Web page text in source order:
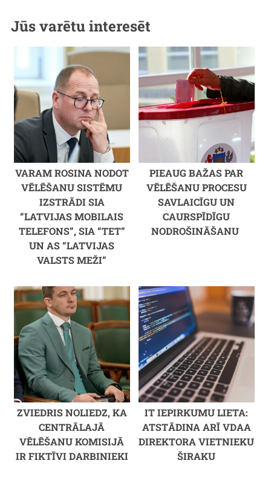
Jūs varētu interesēt
VARAM ROSINA NODOT
VĒLĒŠANU SISTĒMU
IZSTRĀDI SIA
“LATVIJAS MOBILAIS
TELEFONS”, SIA “TET”
UN AS “LATVIJAS
VALSTS MEŽI”
PIEAUG BAŽAS PAR
VĒLĒŠANU PROCESU
SAVLAICĪGU UN
CAURSPĪDĪGU
NODROŠINĀŠANU
ZVIEDRIS NOLIEDZ, KA
CENTRĀLAJĀ
VĒLĒŠANU KOMISIJĀ
IR FIKTĪVI DARBINIEKI
IT IEPIRKUMU LIETA:
ATSTĀDINA ARĪ VDAA
DIREKTORA VIETNIEKU
ŠIRAKU